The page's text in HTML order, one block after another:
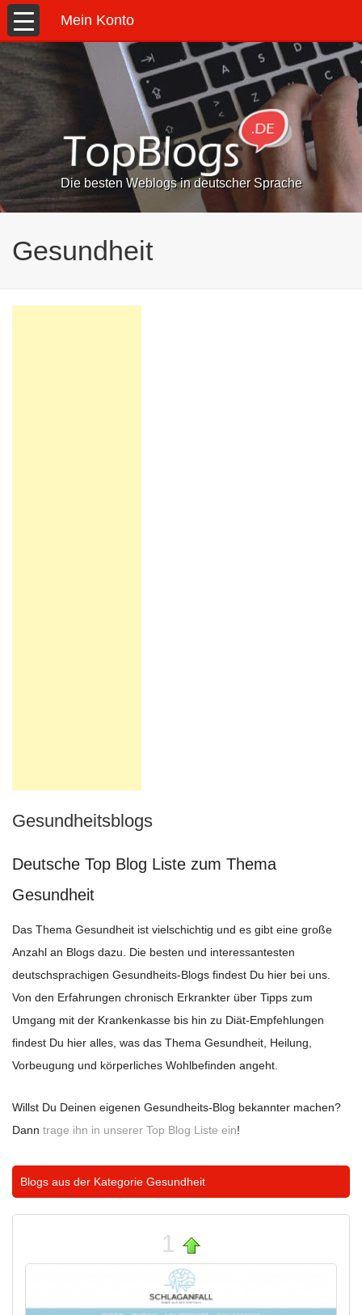
Mein Konto
Die besten Weblogs in deutscher Sprache
Gesundheit
Gesundheitsblogs
Deutsche Top Blog Liste zum Thema
Gesundheit
Das Thema Gesundheit ist vielschichtig und es gibt eine große
Anzahl an Blogs dazu. Die besten und interessantesten
deutschsprachigen Gesundheits-Blogs findest Du hier bei uns.
Von den Erfahrungen chronisch Erkrankter über Tipps zum
Umgang mit der Krankenkasse bis hin zu Diät-Empfehlungen
findest Du hier alles, was das Thema Gesundheit, Heilung,
Vorbeugung und körperliches Wohlbefinden angeht.
Willst Du Deinen eigenen Gesundheits-Blog bekannter machen?
Dann trage ihn in unserer Top Blog Liste ein!
Blogs aus der Kategorie Gesundheit
1